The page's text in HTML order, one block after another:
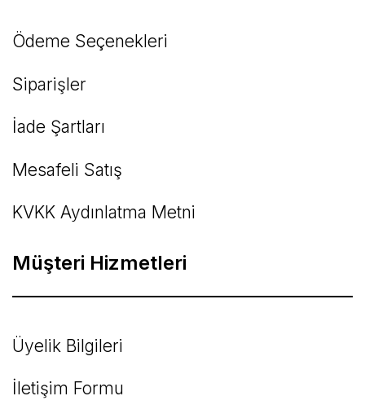
Ödeme Seçenekleri
Siparişler
İade Şartları
Mesafeli Satış
KVKK Aydınlatma Metni
Müşteri Hizmetleri
Üyelik Bilgileri
İletişim Formu